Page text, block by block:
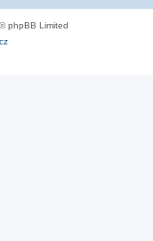
phpBB Limited